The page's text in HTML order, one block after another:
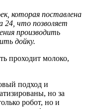
которая поставлена
24, что позволяет
производить
дойку.
подход и
но за
робот, но и